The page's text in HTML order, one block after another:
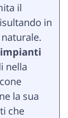
il
in
impianti
nella
la sua
che